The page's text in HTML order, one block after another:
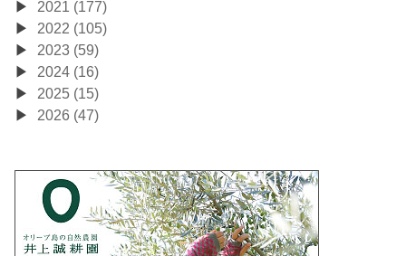
2021 (177)
2022 (105)
2023 (59)
2024 (16)
2025 (15)
2026 (47)